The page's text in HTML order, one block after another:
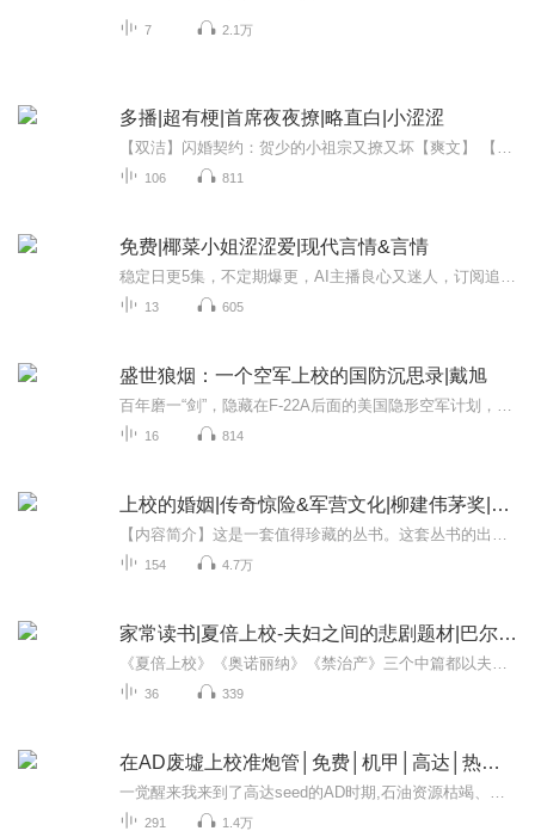
7 2.1万
多播|超有梗|首席夜夜撩|略直白|小涩涩
106 811
免费|椰菜小姐涩涩爱|现代言情&言情
13 605
盛世狼烟：一个空军上校的国防沉思录|戴旭
16 814
上校的婚姻|传奇惊险&军营文化|柳建伟茅奖|军事
154 4.7万
家常读书|夏倍上校-夫妇之间的悲剧题材|巴尔扎克
36 339
在AD废墟上校准炮管│免费│机甲│高达│热血│暗黑
291 1.4万